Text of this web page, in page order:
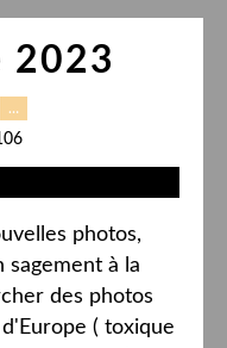
2023
…
photos,
à la
des photos
( toxique